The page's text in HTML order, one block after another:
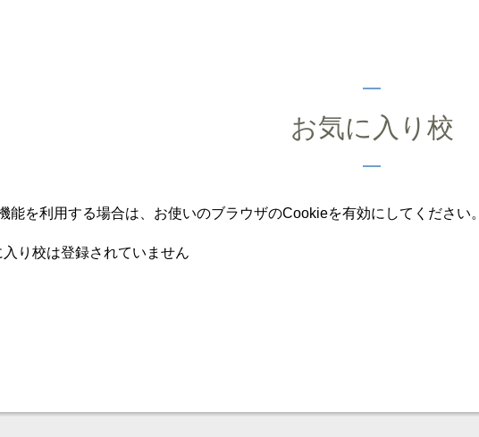
お気に入り校
能を利用する場合は、お使いのブラウザのCookieを有効にしてください。
入り校は登録されていません